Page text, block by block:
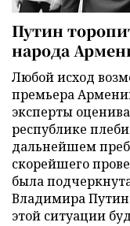
Путин
народа
Любой исход
премьера
эксперты
республике
дальнейшем
скорейшего
была
Владимира
этой ситуации